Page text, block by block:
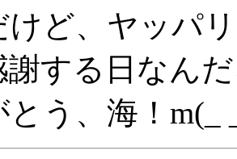
けど、ヤッパリ
謝する日なん
とう、海！m(_